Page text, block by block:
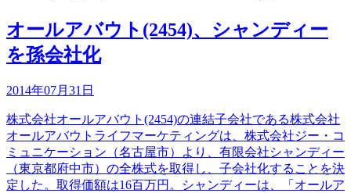
オールアバウト(2454)、シャンディー
を孫会社化
2014年07月31日
株式会社オールアバウト(2454)の連結子会社である株式会社
オールアバウトライフマーケティングは、株式会社ジー・コ
ミュニケーション（名古屋市）より、有限会社シャンディー
（東京都府中市）の全株式を取得し、子会社化することを決
定した。取得価額は16百万円。シャンディーは、「オールア